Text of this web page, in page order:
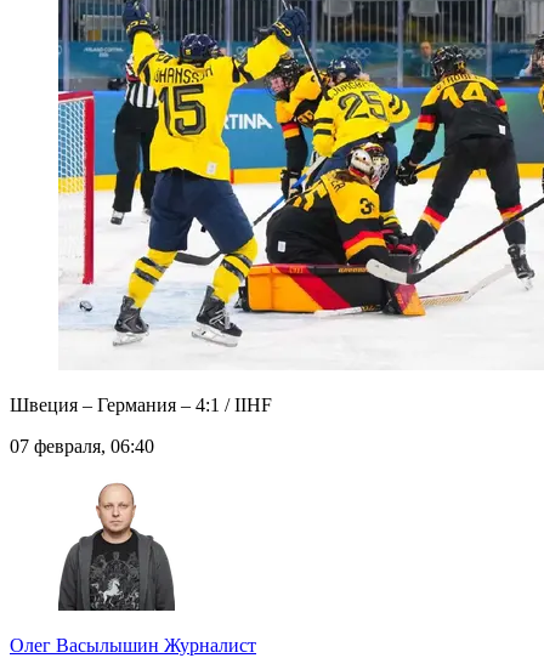
Швеция – Германия – 4:1 / IIHF
07 февраля, 06:40
Олег Васылышин Журналист